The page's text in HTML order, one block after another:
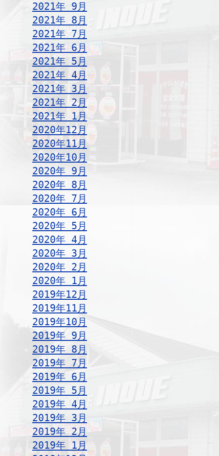
2021年 9月
2021年 8月
2021年 7月
2021年 6月
2021年 5月
2021年 4月
2021年 3月
2021年 2月
2021年 1月
2020年12月
2020年11月
2020年10月
2020年 9月
2020年 8月
2020年 7月
2020年 6月
2020年 5月
2020年 4月
2020年 3月
2020年 2月
2020年 1月
2019年12月
2019年11月
2019年10月
2019年 9月
2019年 8月
2019年 7月
2019年 6月
2019年 5月
2019年 4月
2019年 3月
2019年 2月
2019年 1月